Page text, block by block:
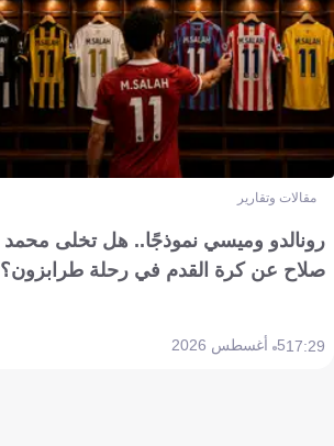
مقالات وتقارير
رونالدو وميسي نموذجًا.. هل تخلى محمد
صلاح عن كرة القدم في رحلة طرابزون؟
17:295 أغسطس 2026